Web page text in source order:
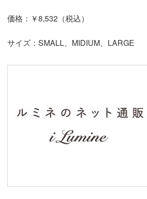
価格：￥8,532（税込）
サイズ：SMALL、MIDIUM、LARGE